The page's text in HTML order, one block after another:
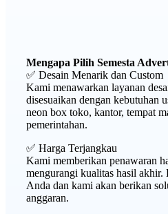
Mengapa Pilih Semesta
✅ Desain Menarik dan Custom
Kami menawarkan layanan
disesuaikan dengan kebutuhan
neon box toko, kantor, tempat
pemerintahan.
✅ Harga Terjangkau
Kami memberikan penawaran
mengurangi kualitas hasil akhir.
Anda dan kami akan berikan
anggaran.